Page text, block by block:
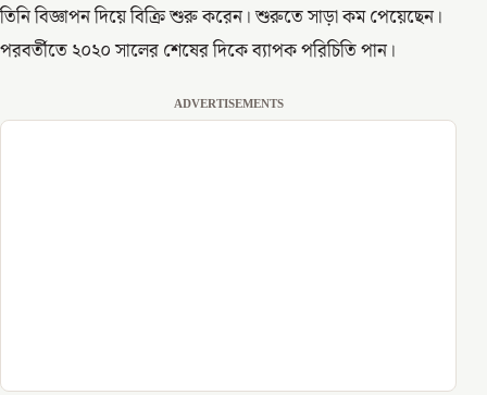
তিনি বিজ্ঞাপন দিয়ে বিক্রি শুরু করেন। শুরুতে সাড়া কম পেয়েছেন।
পরবর্তীতে ২০২০ সালের শেষের দিকে ব্যাপক পরিচিতি পান।
ADVERTISEMENTS